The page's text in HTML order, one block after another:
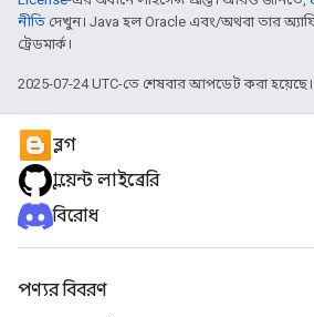
নীতি দেখুন। Java হল Oracle এবং/অথবা তার
ট্রেডমার্ক।
2025-07-24 UTC-তে শেষবার আপডেট করা হয়েছে।
ব্লগ
ক্লায়েন্ট লাইব্রেরি
বিরোধ
পণ্যর বিবরণ